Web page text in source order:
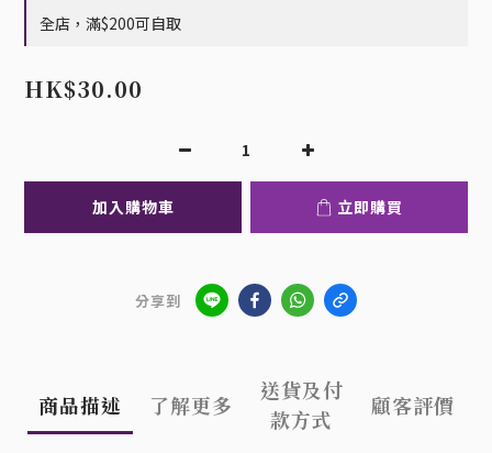
全店，滿$200可自取
HK$30.00
加入購物車 立即購買
分享到
商品描述 了解更多
送貨及付
款方式
顧客評價